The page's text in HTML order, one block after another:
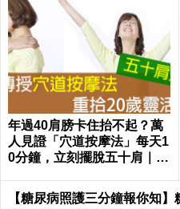
年過40肩膀卡住抬不起？萬
人見證「穴道按摩法」每天1
0分鐘，立刻擺脫五十肩｜每
【糖尿病照護三分鐘報你知】